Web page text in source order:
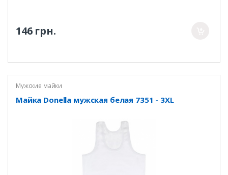
146 грн.
Мужские майки
Майка Donella мужская белая 7351 - 3XL